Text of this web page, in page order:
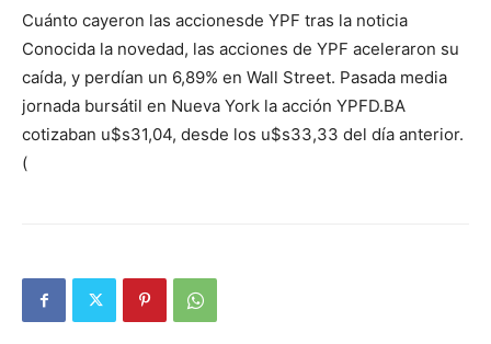
Cuánto cayeron las accionesde YPF tras la noticia
Conocida la novedad, las acciones de YPF aceleraron su
caída, y perdían un 6,89% en Wall Street. Pasada media
jornada bursátil en Nueva York la acción YPFD.BA
cotizaban u$s31,04, desde los u$s33,33 del día anterior.
(